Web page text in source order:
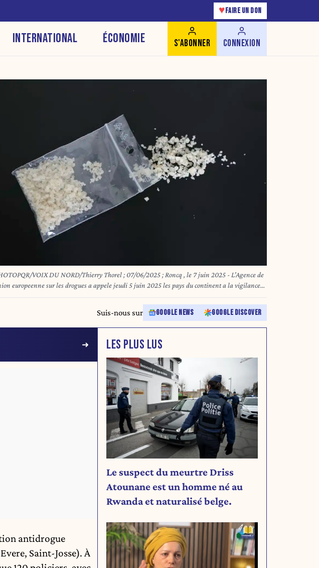
♥ FAIRE UN DON
INTERNATIONAL ÉCONOMIE S'ABONNER CONNEXION
VOIX DU NORD/Thierry Thorel ; 07/06/2025 ; Roncq , le 7 juin 2025 - L’Agence de
europeenne sur les drogues a appele jeudi 5 juin 2025 les pays du continent a la vigilance
a la menace que representent les cathinones synthetiques, categorie dont fait partie la Monkey
Suis-nous sur GOOGLE NEWS GOOGLE DISCOVER
antidrogue
Saint-Josse). À
LES PLUS LUS
Le suspect du meurtre Driss
Atounane est un homme né au
Rwanda et naturalisé belge.